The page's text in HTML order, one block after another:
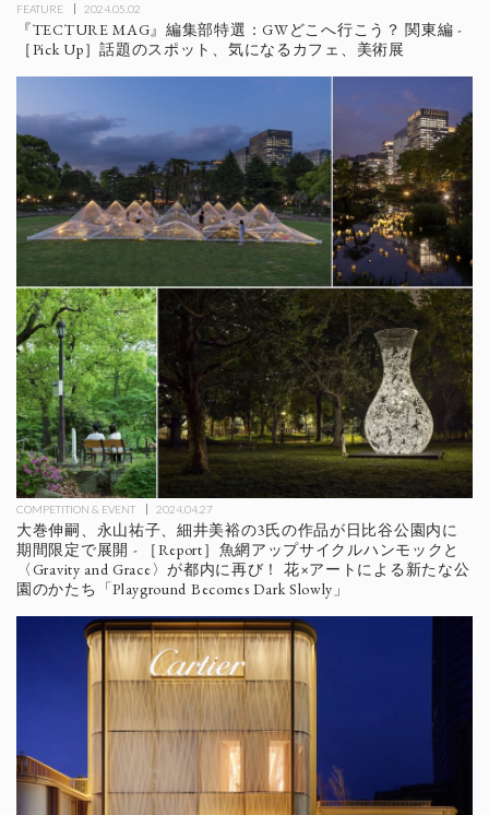
FEATURE 2024.05.02
『TECTURE MAG』編集部特選：GWどこへ行こう？ 関東編 -
［Pick Up］話題のスポット、気になるカフェ、美術展
COMPETITION & EVENT 2024.04.27
大巻伸嗣、永山祐子、細井美裕の3氏の作品が日比谷公園内に
期間限定で展開 - ［Report］魚網アップサイクルハンモックと
〈Gravity and Grace〉が都内に再び！ 花×アートによる新たな公
園のかたち「Playground Becomes Dark Slowly」